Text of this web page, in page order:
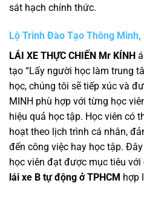
sát hạch chính thức.
Lộ Trình Đào Tạo Thông Minh,
LÁI XE THỰC CHIẾN Mr KÍNH
tạo “Lấy người học làm trung
học, chúng tôi sẽ tiếp xúc và
MINH phù hợp với từng học
hiệu quả học tập. Học viên có
hoạt theo lịch trình cá nhân,
đến công việc hay học tập.
học viên đạt được mục tiêu với
lái xe B tự động ở TPHCM hợp